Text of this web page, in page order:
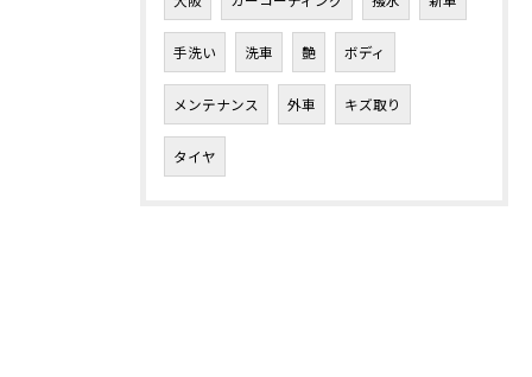
手洗い 洗車 艶 ボディ
メンテナンス 外車 キズ取り
タイヤ